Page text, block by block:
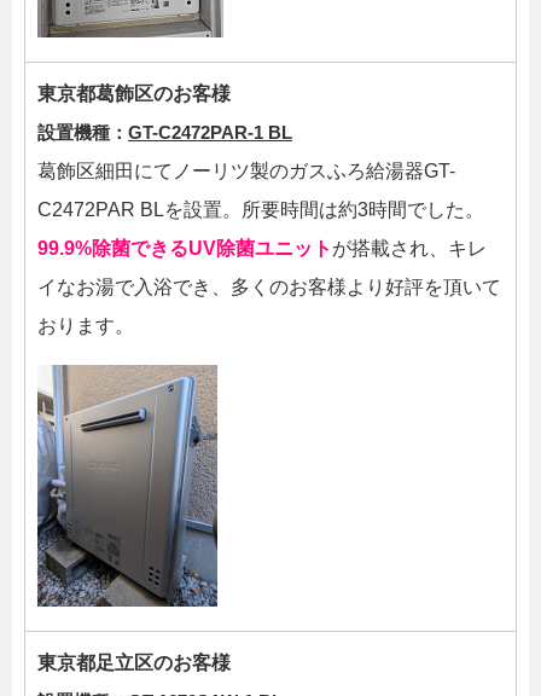
東京都葛飾区のお客様
設置機種： GT-C2472PAR-1 BL
葛飾区細田にてノーリツ製のガスふろ給湯器GT-
C2472PAR BLを設置。所要時間は約3時間でした。
99.9%除菌できるUV除菌ユニット が搭載され、キレ
イなお湯で入浴でき、多くのお客様より好評を頂いて
おります。
東京都足立区のお客様